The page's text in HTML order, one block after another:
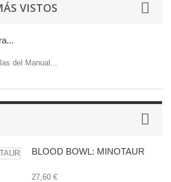
VISTOS
del Manual...
BLOOD BOWL: MINOTAUR
27,60 €